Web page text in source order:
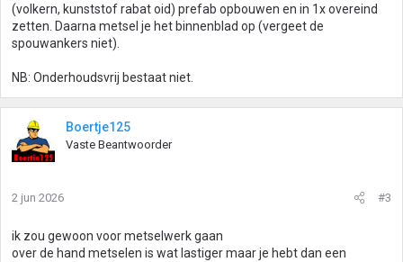
(volkern, kunststof rabat oid) prefab opbouwen en in 1x overeind
zetten. Daarna metsel je het binnenblad op (vergeet de
spouwankers niet).
NB: Onderhoudsvrij bestaat niet.
Boertje125
Vaste Beantwoorder
2 jun 2026 #3
ik zou gewoon voor metselwerk gaan
over de hand metselen is wat lastiger maar je hebt dan een